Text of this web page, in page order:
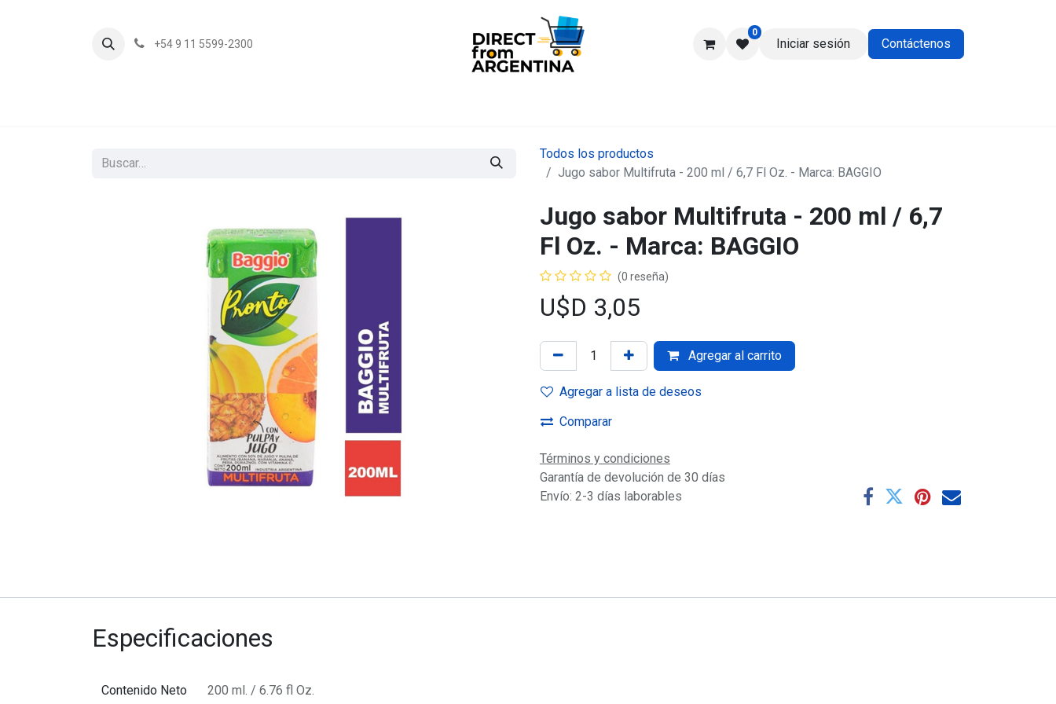
+54 9 11 5599-2300
0
Iniciar sesión Contáctenos
Todos los productos
Jugo sabor Multifruta - 200 ml / 6,7 Fl Oz. - Marca: BAGGIO
Jugo sabor Multifruta - 200 ml / 6,7
Fl Oz. - Marca: BAGGIO
(0 reseña)
U$D 3,05
Agregar al carrito
Agregar a lista de deseos
Comparar
Términos y condiciones
Garantía de devolución de 30 días
Envío: 2-3 días laborables
Especificaciones
Contenido Neto 200 ml. / 6.76 fl Oz.